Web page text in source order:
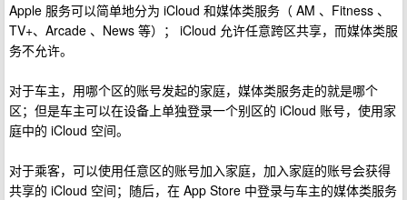
Apple 服务可以简单地分为 iCloud 和媒体类服务（ AM 、Fitness 、
TV+、Arcade 、News 等）； iCloud 允许任意跨区共享，而媒体类服
务不允许。
对于车主，用哪个区的账号发起的家庭，媒体类服务走的就是哪个
区；但是车主可以在设备上单独登录一个别区的 iCloud 账号，使用家
庭中的 iCloud 空间。
对于乘客，可以使用任意区的账号加入家庭，加入家庭的账号会获得
共享的 iCloud 空间；随后，在 App Store 中登录与车主的媒体类服务